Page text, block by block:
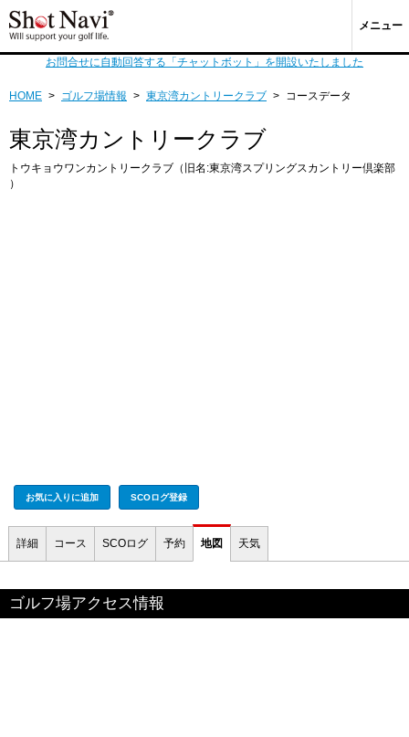
メニュー
お問合せに自動回答する「チャットボット」を開設いたしました
HOME > ゴルフ場情報 > 東京湾カントリークラブ > コースデータ
東京湾カントリークラブ
トウキョウワンカントリークラブ（旧名:東京湾スプリングスカントリー倶楽部
）
お気に入りに追加 SCOログ登録
詳細 コース SCOログ 予約 地図 天気
ゴルフ場アクセス情報